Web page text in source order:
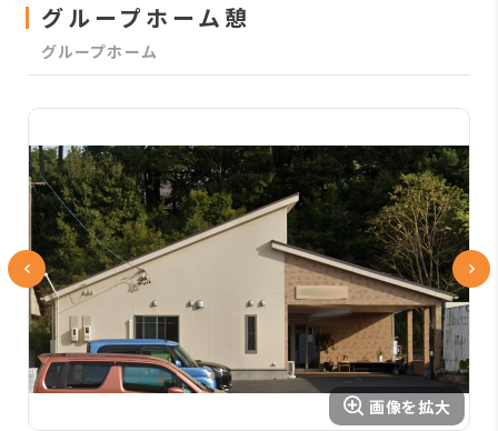
グループホーム憩
グループホーム